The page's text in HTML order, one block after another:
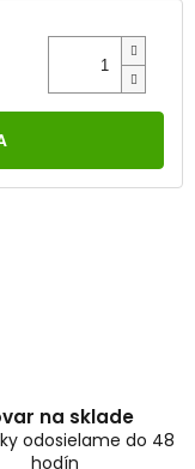
na sklade
odosielame do 48
hodín